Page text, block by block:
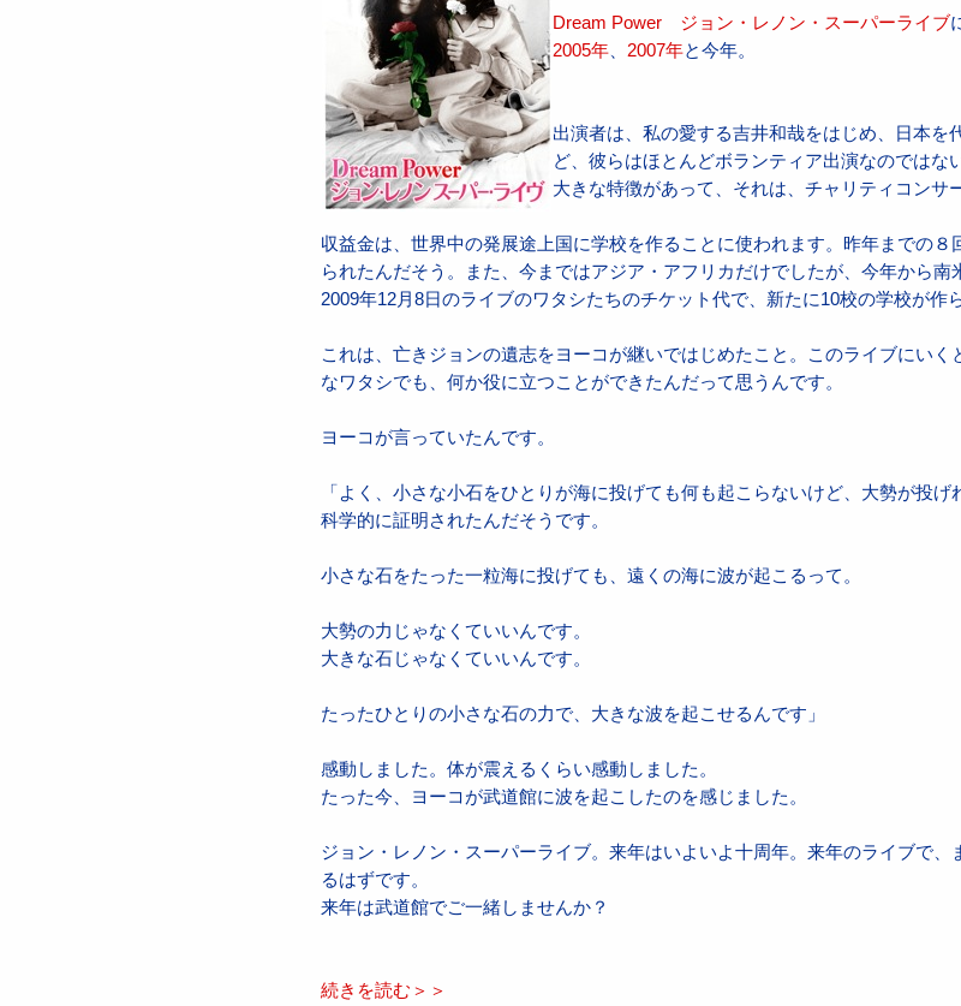
Dream Power ジョン・レノン・スーパーライブ
2005年
2007年と今年。
出演者は、私の愛する吉井和哉をはじめ、日本を
ど、彼らはほとんどボランティア出演なのではな
大きな特徴があって、それは、チャリティコンサ
収益金は、世界中の発展途上国に学校を作ることに使われます。昨年までの
られたんだそう。また、今まではアジア・アフリカだけでしたが、今年から南
2009年12月8日のライブのワタシたちのチケット代で、新たに10校の学校が作
これは、亡きジョンの遺志をヨーコが継いではじめたこと。このライブにい
なワタシでも、何か役に立つことができたんだって思うんです。
ヨーコが言っていたんです。
「よく、小さな小石をひとりが海に投げても何も起こらないけど、大勢が投げ
科学的に証明されたんだそうです。
小さな石をたった一粒海に投げても、遠くの海に波が起こるって。
大勢の力じゃなくていいんです。
大きな石じゃなくていいんです。
たったひとりの小さな石の力で、大きな波を起こせるんです」
感動しました。体が震えるくらい感動しました。
たった今、ヨーコが武道館に波を起こしたのを感じました。
ジョン・レノン・スーパーライブ。来年はいよいよ十周年。来年のライブで、
るはずです。
来年は武道館でご一緒しませんか？
続きを読む＞＞